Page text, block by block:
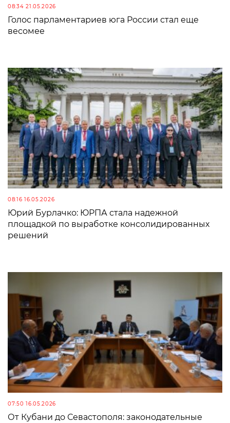
08:34 21.05.2026
Голос парламентариев юга России стал еще
весомее
08:16 16.05.2026
Юрий Бурлачко: ЮРПА стала надежной
площадкой по выработке консолидированных
решений
07:50 16.05.2026
От Кубани до Севастополя: законодательные